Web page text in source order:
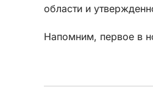
области и
Напомним, первое в